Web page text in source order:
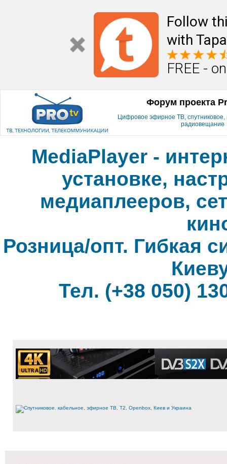
Follow
with
FREE -
Форум проекта
Цифровое эфирное ТВ, спутниковое,
радиовещание
MediaPlayer -
установке,
медиаплееров,
Розница/опт. Гибкая
Тел. (+38 050)